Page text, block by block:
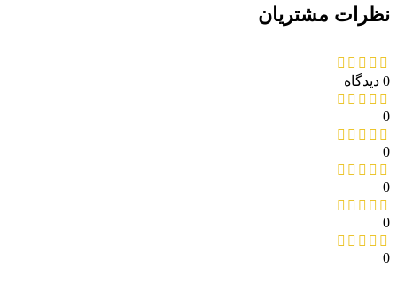
نظرات مشتریان
0 دیدگاه
0
0
0
0
0